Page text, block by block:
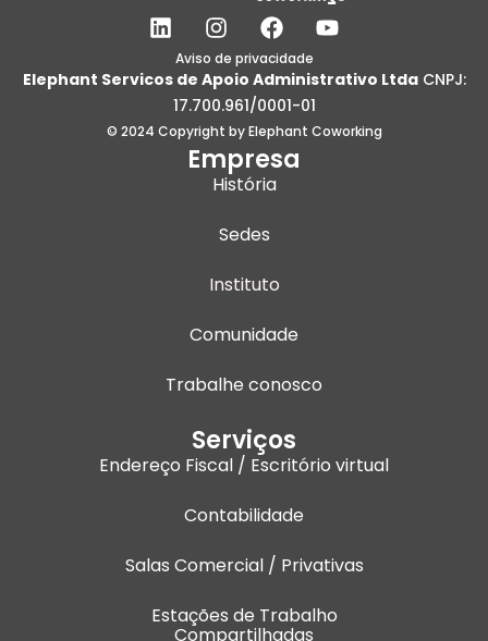
L
i
k
d
I
n
s
t
a
g
r
a
m
F
a
c
e
b
o
o
k
Y
o
t
b
Aviso de privacidade
Elephant Servicos de Apoio Administrativo LtdaCNPJ:
17.700.961/0001-01
© 2024 Copyright by Elephant Coworking
Empresa
História
Sedes
Instituto
Comunidade
Trabalhe conosco
Serviços
Endereço Fiscal / Escritório virtual
Contabilidade
Salas Comercial / Privativas
Estações de Trabalho
Compartilhadas